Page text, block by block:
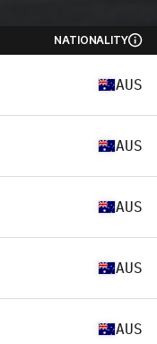
NATIONALITY
AUS
AUS
AUS
AUS
AUS